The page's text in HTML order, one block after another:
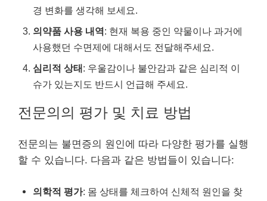
경 변화를 생각해 보세요.
의약품 사용 내역: 현재 복용 중인 약물이나 과거에
사용했던 수면제에 대해서도 전달해주세요.
심리적 상태: 우울감이나 불안감과 같은 심리적 이
슈가 있는지도 반드시 언급해 주세요.
전문의의 평가 및 치료 방법
전문의는 불면증의 원인에 따라 다양한 평가를 실행
할 수 있습니다. 다음과 같은 방법들이 있습니다:
의학적 평가: 몸 상태를 체크하여 신체적 원인을 찾